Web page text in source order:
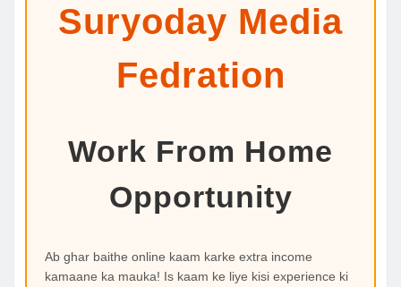
Suryoday Media
Fedration
Work From Home
Opportunity
Ab ghar baithe online kaam karke extra income
kamaane ka mauka! Is kaam ke liye kisi experience ki